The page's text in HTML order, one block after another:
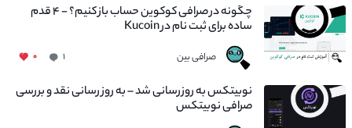
چگونه در صرافی کوکوین حساب باز کنیم؟ - ۴ قدم
ساده برای ثبت نام در Kucoin
صرافی بین ۱ ۰
نوبیتکس به روزرسانی شد – به روز رسانی نقد و بررسی
صرافی نوبیتکس